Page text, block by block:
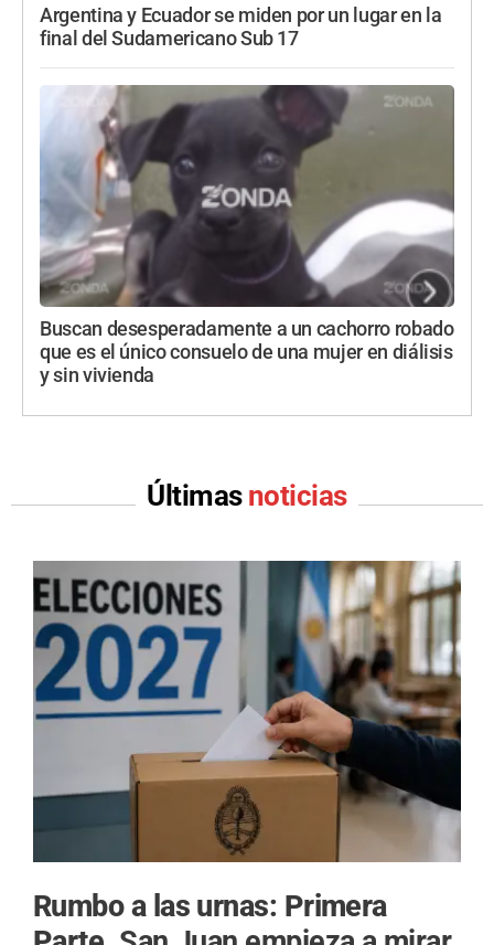
Argentina y Ecuador se miden por un lugar en la
final del Sudamericano Sub 17
Buscan desesperadamente a un cachorro robado
que es el único consuelo de una mujer en diálisis
y sin vivienda
Últimas noticias
Rumbo a las urnas: Primera